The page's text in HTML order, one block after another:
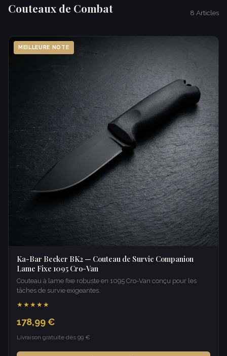
Couteaux de Combat 8 Articles
MEILLEURE NOTE
Ka-Bar Becker BK2 — Couteau de Survie Companion
Lame Fixe 1095 Cro-Van
Couteau à lame fixe robuste en 1095 Cro-Van conçu pour les
tâches de survie exigeantes.
★★★★★
178,99 €
Livraison gratuite dès 99 €